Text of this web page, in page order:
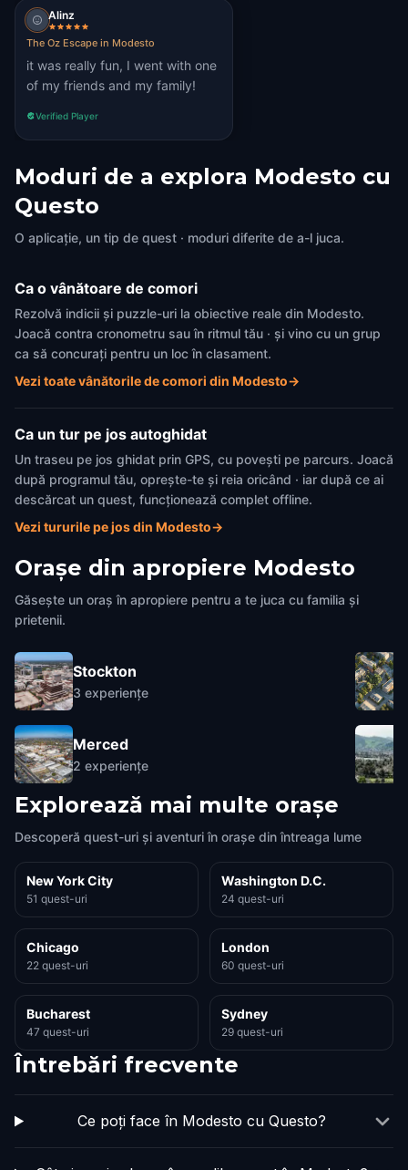
Alinz
The Oz Escape in Modesto
it was really fun, I went with one
of my friends and my family!
Verified Player
Moduri de a explora Modesto cu
Questo
O aplicație, un tip de quest · moduri diferite de a-l juca.
Ca o vânătoare de comori
Rezolvă indicii și puzzle-uri la obiective reale din Modesto.
Joacă contra cronometru sau în ritmul tău · și vino cu un grup
ca să concurați pentru un loc în clasament.
Vezi toate vânătorile de comori din Modesto→
Ca un tur pe jos autoghidat
Un traseu pe jos ghidat prin GPS, cu povești pe parcurs. Joacă
după programul tău, oprește-te și reia oricând · iar după ce ai
descărcat un quest, funcționează complet offline.
Vezi tururile pe jos din Modesto→
Orașe din apropiere Modesto
Găsește un oraș în apropiere pentru a te juca cu familia și
prietenii.
Stockton
3 experiențe
Merced
2 experiențe
Explorează mai multe orașe
Descoperă quest-uri și aventuri în orașe din întreaga lume
New York City
51 quest-uri
Washington D.C.
24 quest-uri
Chicago
22 quest-uri
London
60 quest-uri
Bucharest
47 quest-uri
Sydney
29 quest-uri
Întrebări frecvente
Ce poți face în Modesto cu Questo?